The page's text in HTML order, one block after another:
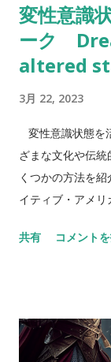
の文化において、
ます。例えば、ゾ
判、あるいは人
る夢には多くの解
怖や不安を感じ
は、自分自身の
ことがあるとされ
変性意識
ーク
altered
3月 22, 2023
変性意識状態を
ざまな文化や伝
くつかの方法を
イティブ・アメ
解釈するために
ば、サウスダコ
である「スウェ
共有 コメント